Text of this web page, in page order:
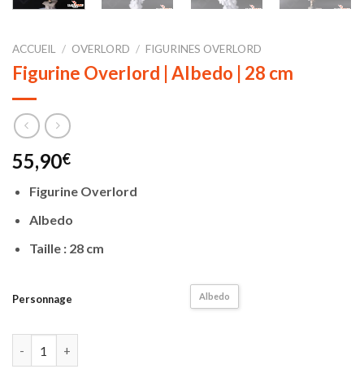
ACCUEIL / OVERLORD / FIGURINES OVERLORD
Figurine Overlord | Albedo | 28 cm
55,90€
Figurine Overlord
Albedo
Taille : 28 cm
Personnage Albedo